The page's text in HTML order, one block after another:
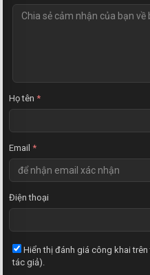
Họ tên *
Email *
Điện thoại
Hiển thị đánh giá công khai
tác giả).